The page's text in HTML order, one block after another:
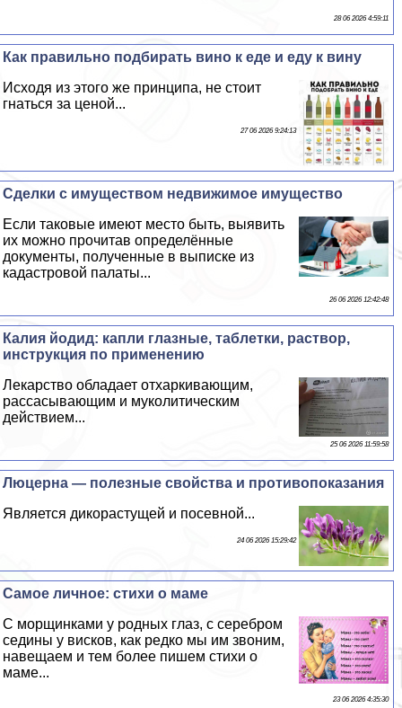
28 06 2026 4:59:11
Как правильно подбирать вино к еде и еду к вину
Исходя из этого же принципа, не стоит
гнаться за ценой...
27 06 2026 9:24:13
Сделки с имуществом недвижимое имущество
Если таковые имеют место быть, выявить
их можно прочитав определённые
документы, полученные в выписке из
кадастровой палаты...
26 06 2026 12:42:48
Калия йодид: капли глазные, таблетки, раствор,
инструкция по применению
Лекарство обладает отхаркивающим,
рассасывающим и муколитическим
действием...
25 06 2026 11:59:58
Люцерна — полезные свойства и противопоказания
Является дикорастущей и посевной...
24 06 2026 15:29:42
Самое личное: стихи о маме
С морщинками у родных глаз, с серебром
седины у висков, как редко мы им звоним,
навещаем и тем более пишем стихи о
маме...
23 06 2026 4:35:30